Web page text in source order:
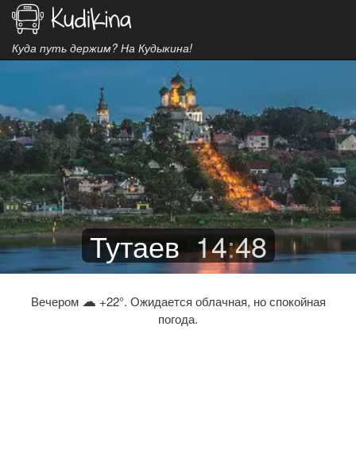
Куда путь держим? На Кудыкина!
Тутаев 14:48
Вечером ☁ +22°. Ожидается облачная, но спокойная
погода.